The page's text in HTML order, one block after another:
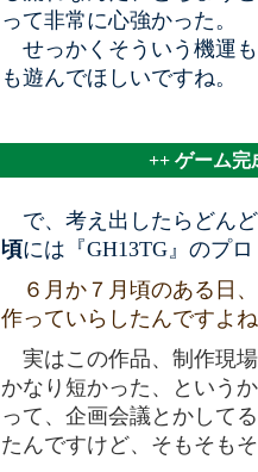
って非常に心強かった。
せっかくそういう機運
も遊んでほしいですね。
++ ゲーム完
で、考え出したらどん
頃には『GH13TG』のプ
６月か７月頃のある日
作っていらしたんですよ
実はこの作品、制作現
かなり短かった、というか
って、企画会議とかして
たんですけど、そもそも